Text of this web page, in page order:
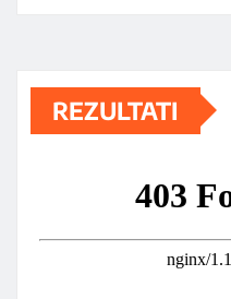
REZULTATI